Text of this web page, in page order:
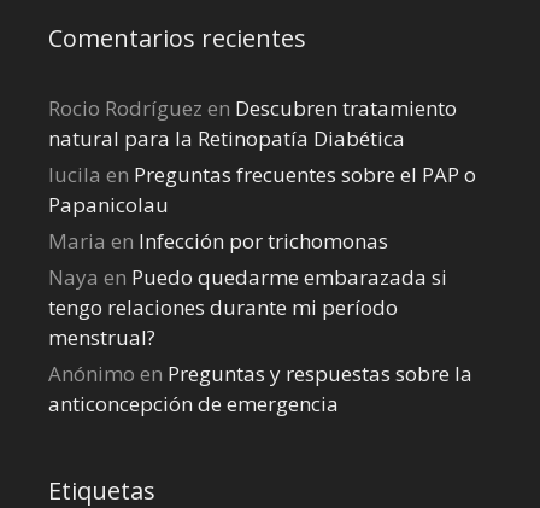
Comentarios recientes
Rocio Rodríguez en Descubren tratamiento
natural para la Retinopatía Diabética
lucila en Preguntas frecuentes sobre el PAP o
Papanicolau
Maria en Infección por trichomonas
Naya en Puedo quedarme embarazada si
tengo relaciones durante mi perí­odo
menstrual?
Anónimo en Preguntas y respuestas sobre la
anticoncepción de emergencia
Etiquetas